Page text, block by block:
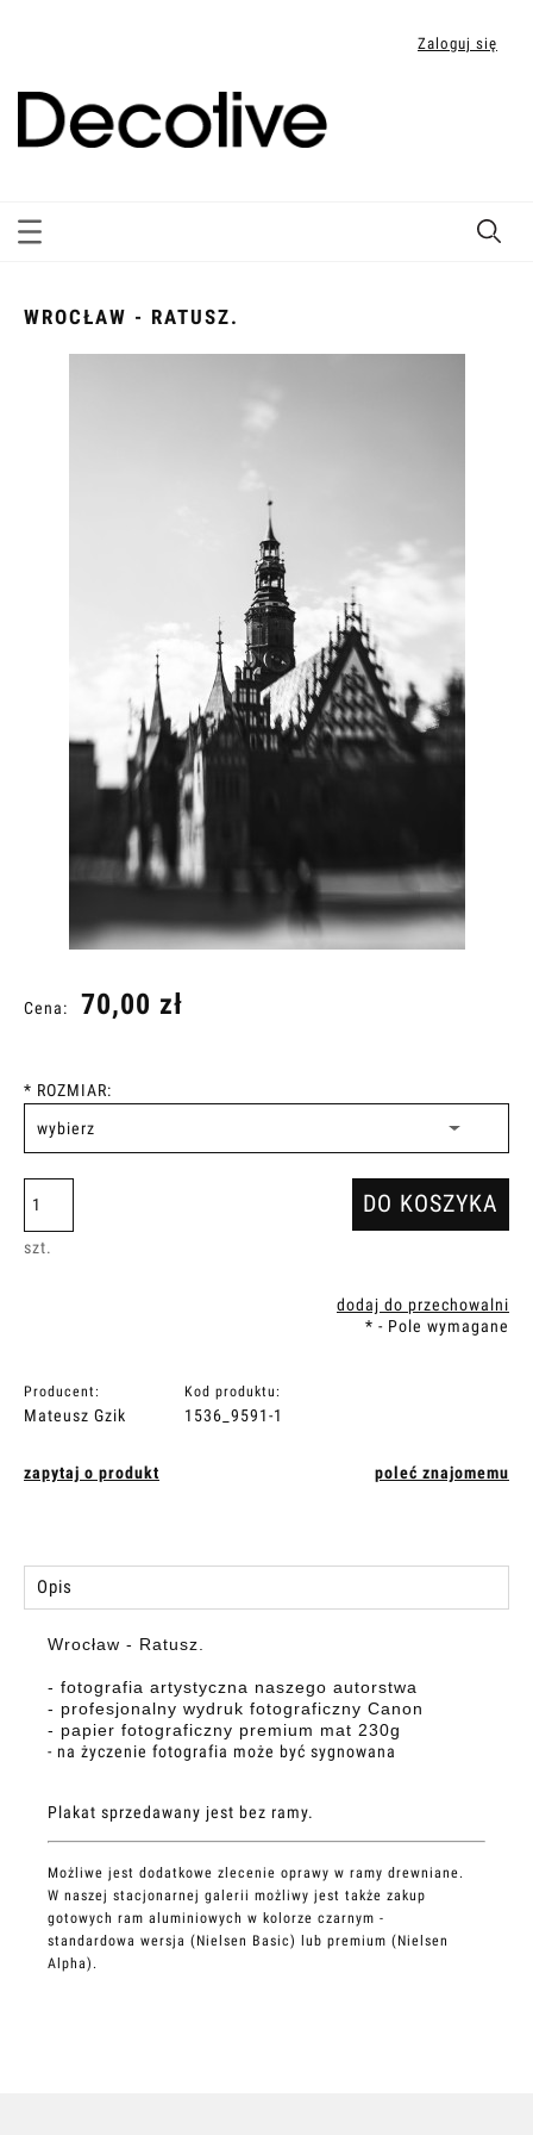
Zaloguj się
WROCŁAW - RATUSZ.
Cena: 70,00 zł
* ROZMIAR:
szt.
DO KOSZYKA
dodaj do przechowalni
* - Pole wymagane
Producent:
Mateusz Gzik
Kod produktu:
1536_9591-1
zapytaj o produkt poleć znajomemu
Opis
Wrocław - Ratusz.
- fotografia artystyczna naszego autorstwa
- profesjonalny wydruk fotograficzny Canon
- papier fotograficzny premium mat 230g
- na życzenie fotografia może być sygnowana
Plakat sprzedawany jest bez ramy.
Możliwe jest dodatkowe zlecenie oprawy w ramy drewniane.
W naszej stacjonarnej galerii możliwy jest także zakup
gotowych ram aluminiowych w kolorze czarnym -
standardowa wersja (Nielsen Basic) lub premium (Nielsen
Alpha).